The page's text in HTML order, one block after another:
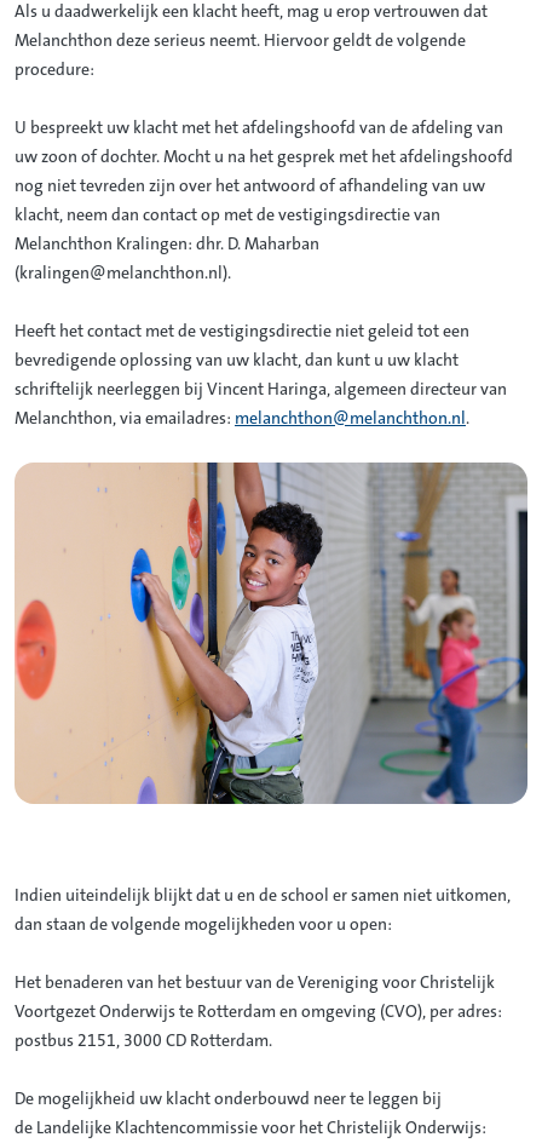
Als u daadwerkelijk een klacht heeft, mag u erop vertrouwen dat
Melanchthon deze serieus neemt. Hiervoor geldt de volgende
procedure:
U bespreekt uw klacht met het afdelingshoofd van de afdeling van
uw zoon of dochter. Mocht u na het gesprek met het afdelingshoofd
nog niet tevreden zijn over het antwoord of afhandeling van uw
klacht, neem dan contact op met de vestigingsdirectie van
Melanchthon Kralingen: dhr. D. Maharban
(kralingen@melanchthon.nl).
Heeft het contact met de vestigingsdirectie niet geleid tot een
bevredigende oplossing van uw klacht, dan kunt u uw klacht
schriftelijk neerleggen bij Vincent Haringa, algemeen directeur van
Melanchthon, via emailadres: melanchthon@melanchthon.nl .
Indien uiteindelijk blijkt dat u en de school er samen niet uitkomen,
dan staan de volgende mogelijkheden voor u open:
Het benaderen van het bestuur van de Vereniging voor Christelijk
Voortgezet Onderwijs te Rotterdam en omgeving (CVO), per adres:
postbus 2151, 3000 CD Rotterdam.
De mogelijkheid uw klacht onderbouwd neer te leggen bij
de Landelijke Klachtencommissie voor het Christelijk Onderwijs: